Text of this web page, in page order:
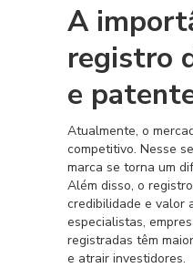
A
registro
e
Atualmente, o
competitivo. Nesse
marca se torna um
Além disso, o
credibilidade e valor
especialistas,
registradas têm
e atrair investidores.